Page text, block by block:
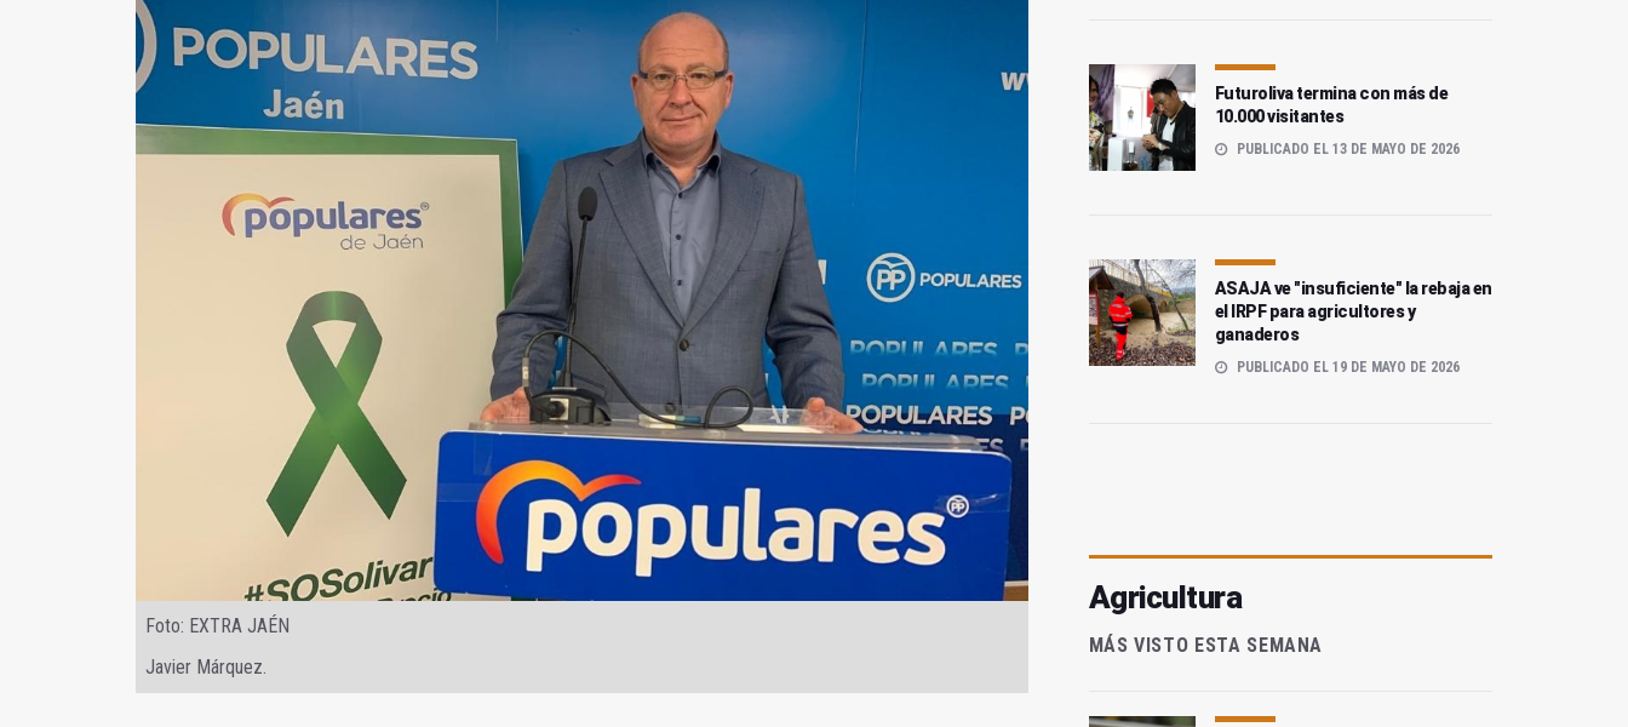
Foto: EXTRA JAÉN
Javier Márquez.
Futuroliva termina con más de
10.000 visitantes
PUBLICADO EL 13 DE MAYO DE 2026
ASAJA ve "insuficiente" la rebaja en
el IRPF para agricultores y
ganaderos
PUBLICADO EL 19 DE MAYO DE 2026
Agricultura
MÁS VISTO ESTA SEMANA